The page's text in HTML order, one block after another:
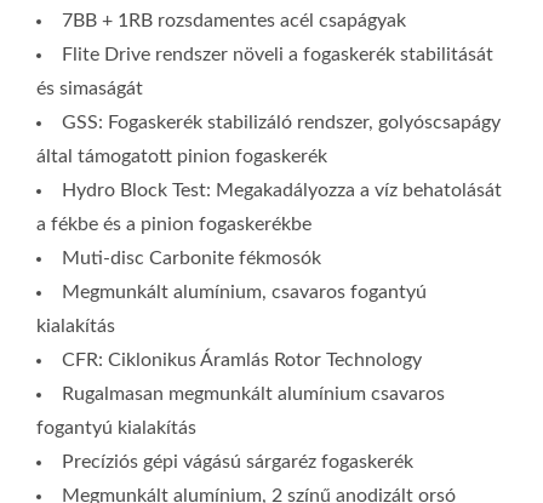
7BB + 1RB rozsdamentes acél csapágyak
Flite Drive rendszer növeli a fogaskerék stabilitását
és simaságát
GSS: Fogaskerék stabilizáló rendszer, golyóscsapágy
által támogatott pinion fogaskerék
Hydro Block Test: Megakadályozza a víz behatolását
a fékbe és a pinion fogaskerékbe
Muti-disc Carbonite fékmosók
Megmunkált alumínium, csavaros fogantyú
kialakítás
CFR: Ciklonikus Áramlás Rotor Technology
Rugalmasan megmunkált alumínium csavaros
fogantyú kialakítás
Precíziós gépi vágású sárgaréz fogaskerék
Megmunkált alumínium, 2 színű anodizált orsó